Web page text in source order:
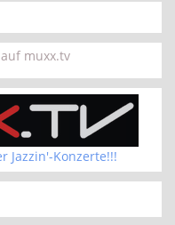
muxx.tv
Jazzin'-Konzerte!!!